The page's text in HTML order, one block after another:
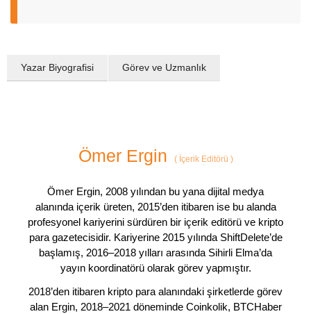
Yazar Biyografisi Görev ve Uzmanlık
Ömer Ergin (İçerik Editörü )
Ömer Ergin, 2008 yılından bu yana dijital medya
alanında içerik üreten, 2015’den itibaren ise bu alanda
profesyonel kariyerini sürdüren bir içerik editörü ve kripto
para gazetecisidir. Kariyerine 2015 yılında ShiftDelete’de
başlamış, 2016–2018 yılları arasında Sihirli Elma’da
yayın koordinatörü olarak görev yapmıştır.
2018’den itibaren kripto para alanındaki şirketlerde görev
alan Ergin, 2018–2021 döneminde Coinkolik, BTCHaber